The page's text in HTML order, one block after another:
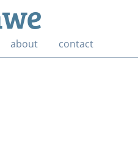
about contact